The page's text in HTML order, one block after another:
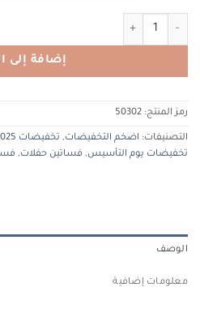
إضافة إلى
رمز المنتج: 50302
التصنيفات: اضخم التخفيضات, تخفيضات 2025
تخفيضات يوم التأسيس, فساتين حفلات,
الوصف
معلومات إضافية